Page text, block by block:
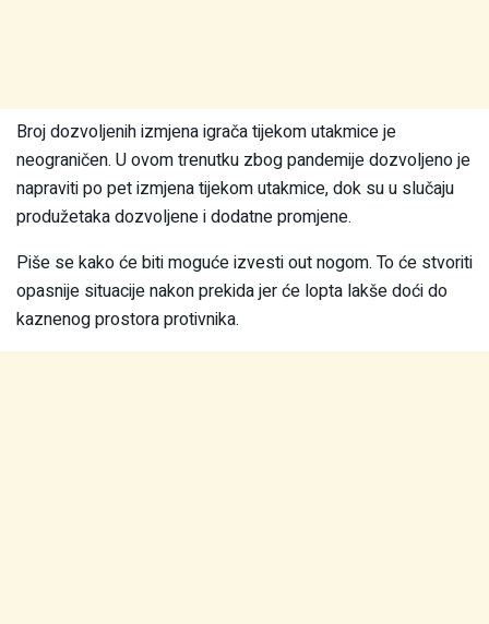
Broj dozvoljenih izmjena igrača tijekom utakmice je
neograničen. U ovom trenutku zbog pandemije dozvoljeno je
napraviti po pet izmjena tijekom utakmice, dok su u slučaju
produžetaka dozvoljene i dodatne promjene.
Piše se kako će biti moguće izvesti out nogom. To će stvoriti
opasnije situacije nakon prekida jer će lopta lakše doći do
kaznenog prostora protivnika.